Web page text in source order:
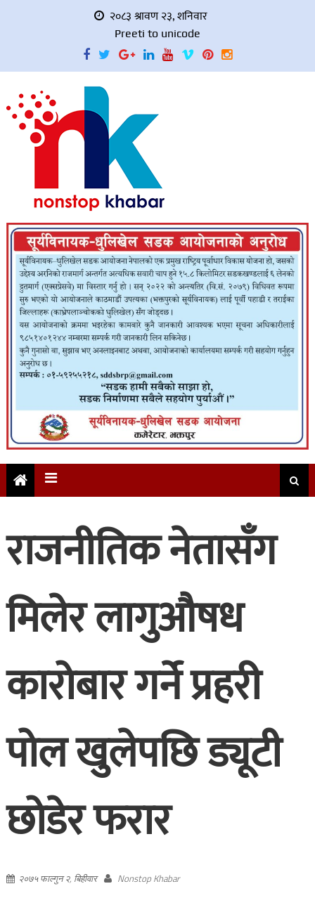
२०८३ श्रावण २३, शनिवार
Preeti to unicode
राजनीतिक नेतासँग
मिलेर लागुऔषध
कारोबार गर्ने प्रहरी
पोल खुलेपछि ड्यूटी
छोडेर फरार
२०७५ फाल्गुन २, बिहीवार Nonstop Khabar